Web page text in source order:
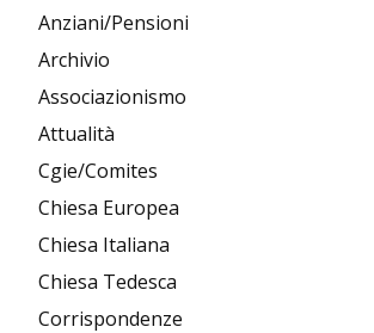
Anziani/Pensioni
Archivio
Associazionismo
Attualità
Cgie/Comites
Chiesa Europea
Chiesa Italiana
Chiesa Tedesca
Corrispondenze